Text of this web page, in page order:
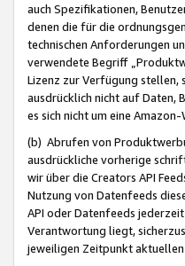
auch Spezifikationen,
denen die für die
technischen Anforderungen
verwendete Begriff
Lizenz zur Verfügung stellen,
ausdrücklich nicht auf Daten,
es sich nicht um eine
(b) Abrufen von
ausdrückliche vorherige
wir über die Creators API
Nutzung von Datenfeeds
API oder Datenfeeds
Verantwortung liegt,
jeweiligen Zeitpunkt